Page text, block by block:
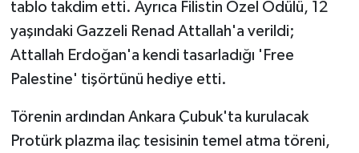
tablo takdim etti. Ayrıca Filistin Özel Ödülü, 12
yaşındaki Gazzeli Renad Attallah'a verildi;
Attallah Erdoğan'a kendi tasarladığı 'Free
Palestine' tişörtünü hediye etti.
Törenin ardından Ankara Çubuk'ta kurulacak
Protürk plazma ilaç tesisinin temel atma töreni,